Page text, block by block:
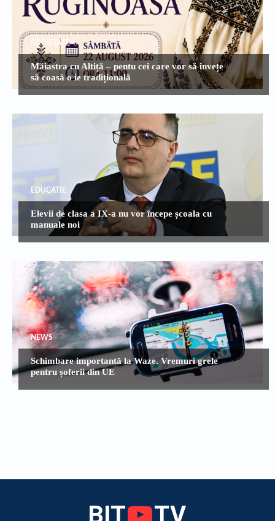
SOCIETATE
Măiastra cu Altiță – pentu cei care vor să învețe
să coasă o ie tradițională
EDUCATIE
Elevii de clasa a IX-a nu vor începe școala cu
manuale noi
NEWS
Schimbare importantă la Waze. Vremuri grele
pentru șoferii din UE
BIT TV